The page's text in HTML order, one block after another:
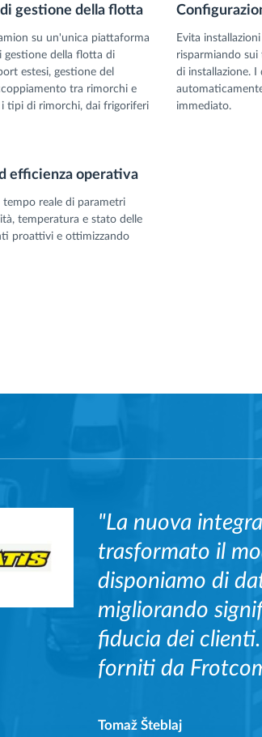
gestione della flotta
su un'unica piattaforma
gestione della flotta di
estesi, gestione del
tra rimorchi e
tipi di rimorchi, dai frigoriferi
Evita
risparmiando
di installazione.
immediato.
efficienza operativa
reale di parametri
temperatura e stato delle
proattivi e ottimizzando
"La nuova
trasformato il
disponiamo di
migliorando
fiducia dei
forniti da
Tomaž Šteblaj